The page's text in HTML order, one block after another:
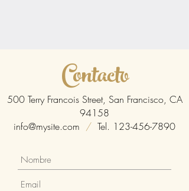
Contacto
500 Terry Francois Street, San Francisco, CA
94158
info@mysite.com / Tel. 123-456-7890